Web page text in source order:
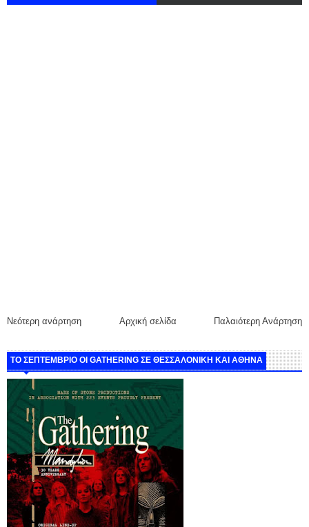
Νεότερη ανάρτηση Παλαιότερη Ανάρτηση
Αρχική σελίδα
ΤΟ ΣΕΠΤΕΜΒΡΙΟ ΟΙ GATHERING ΣΕ ΘΕΣΣΑΛΟΝΙΚΗ ΚΑΙ ΑΘΗΝΑ